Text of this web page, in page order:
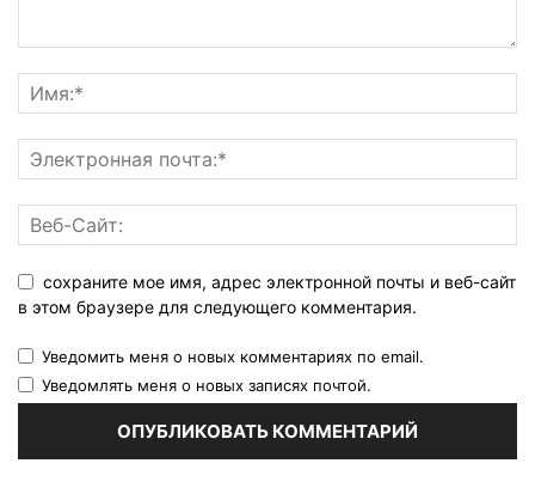
сохраните мое имя, адрес электронной почты и веб-сайт
в этом браузере для следующего комментария.
Уведомить меня о новых комментариях по email.
Уведомлять меня о новых записях почтой.